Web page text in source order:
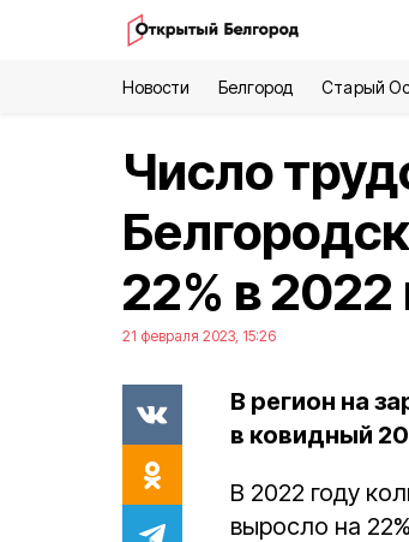
Новости Белгород Старый
Число
22% в 2022
21 февраля 2023, 15:26
В регион на
в ковидный
В 2022 году
выросло на